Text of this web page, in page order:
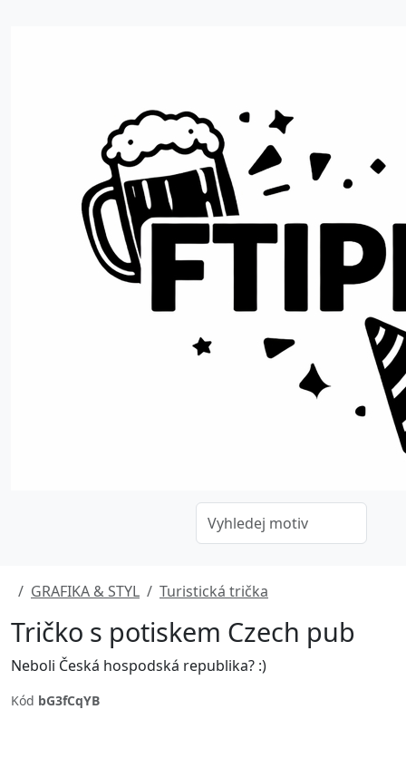
GRAFIKA & STYL Turistická trička
Tričko s potiskem Czech pub
Neboli Česká hospodská republika? :)
Kód bG3fCqYB